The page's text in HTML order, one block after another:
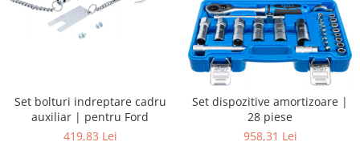
Set bolturi indreptare cadru
auxiliar | pentru Ford
419,83 Lei
Set dispozitive amortizoare |
28 piese
958,31 Lei